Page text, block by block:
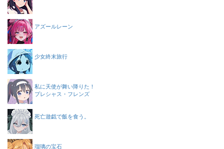
アズールレーン
少女終末旅行
私に天使が舞い降りた！
プレシャス・フレンズ
死亡遊戯で飯を食う。
瑠璃の宝石